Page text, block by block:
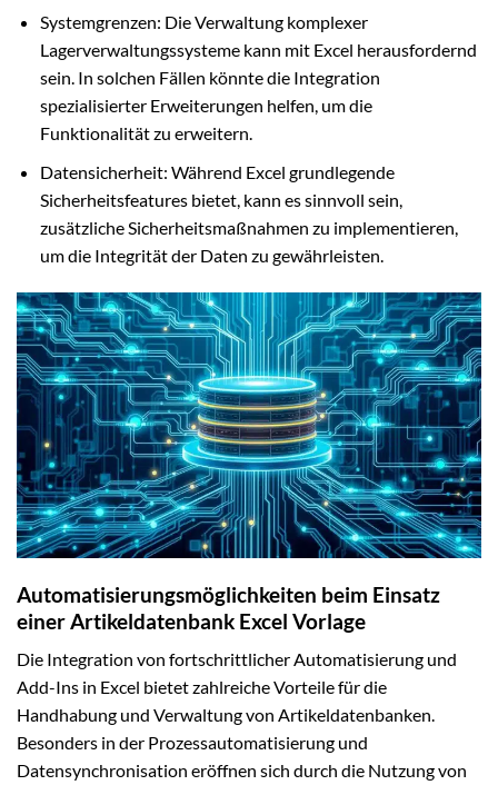
Systemgrenzen: Die Verwaltung komplexer
Lagerverwaltungssysteme kann mit Excel herausfordernd
sein. In solchen Fällen könnte die Integration
spezialisierter Erweiterungen helfen, um die
Funktionalität zu erweitern.
Datensicherheit: Während Excel grundlegende
Sicherheitsfeatures bietet, kann es sinnvoll sein,
zusätzliche Sicherheitsmaßnahmen zu implementieren,
um die Integrität der Daten zu gewährleisten.
Automatisierungsmöglichkeiten beim Einsatz
einer Artikeldatenbank Excel Vorlage
Die Integration von fortschrittlicher Automatisierung und
Add-Ins in Excel bietet zahlreiche Vorteile für die
Handhabung und Verwaltung von Artikeldatenbanken.
Besonders in der Prozessautomatisierung und
Datensynchronisation eröffnen sich durch die Nutzung von